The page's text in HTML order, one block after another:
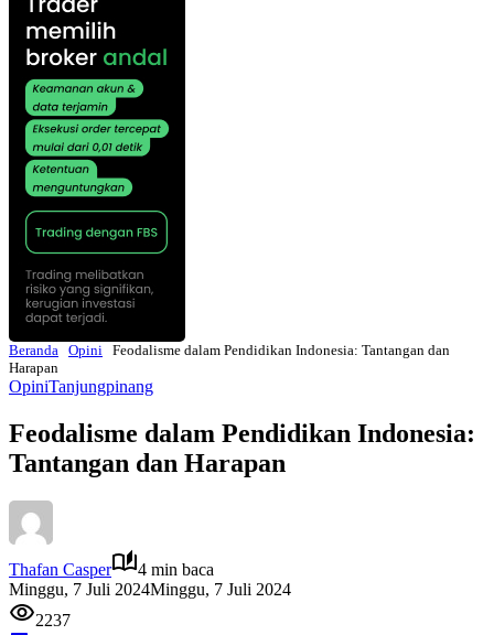
Beranda Opini Feodalisme dalam Pendidikan Indonesia: Tantangan dan
Harapan
OpiniTanjungpinang
Feodalisme dalam Pendidikan Indonesia:
Tantangan dan Harapan
Thafan Casper
4 min baca
Minggu, 7 Juli 2024Minggu, 7 Juli 2024
2237